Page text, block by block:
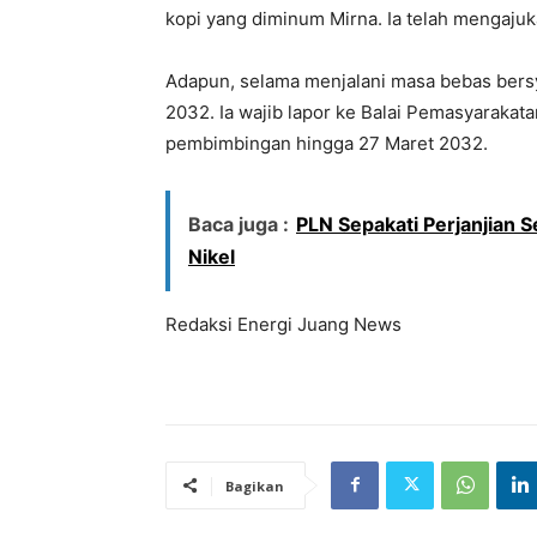
kopi yang diminum Mirna. Ia telah
Adapun, selama menjalani masa bebas
2032. Ia wajib lapor ke Balai
pembimbingan hingga 27 Maret 2032.
Baca juga : PLN Sepakati Perjanjian
Nikel
Redaksi Energi Juang News
Bagikan